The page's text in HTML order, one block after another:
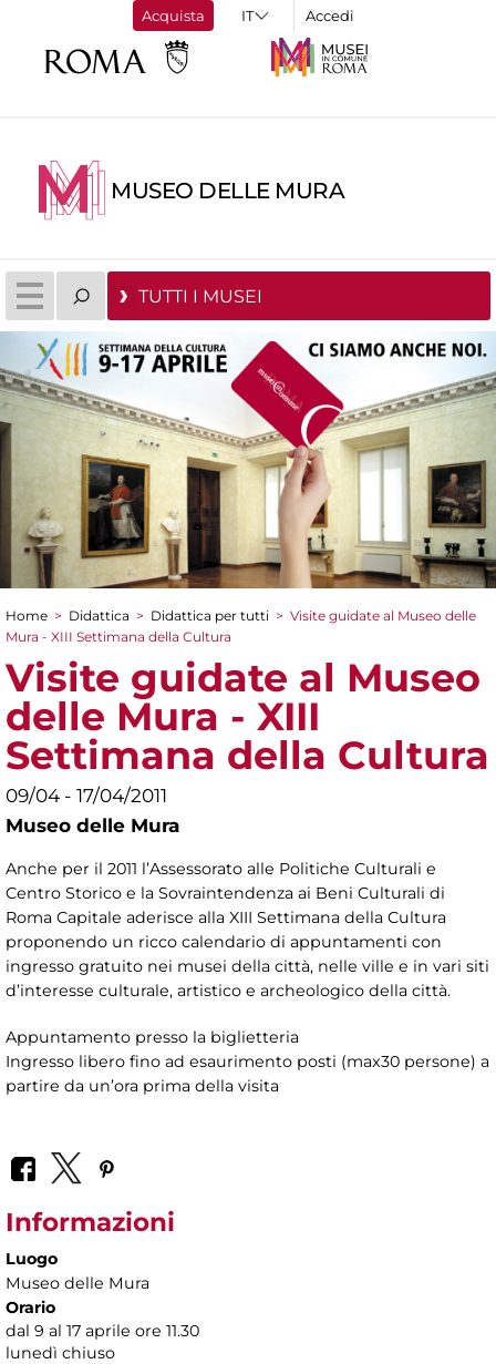
Acquista Accedi
MUSEO DELLE MURA
TUTTI I MUSEI
Tu sei qui
Home > Didattica > Didattica per tutti > Visite guidate al Museo delle
Mura - XIII Settimana della Cultura
Visite guidate al Museo
delle Mura - XIII
Settimana della Cultura
09/04 - 17/04/2011
Museo delle Mura
Anche per il 2011 l’Assessorato alle Politiche Culturali e
Centro Storico e la Sovraintendenza ai Beni Culturali di
Roma Capitale aderisce alla XIII Settimana della Cultura
proponendo un ricco calendario di appuntamenti con
ingresso gratuito nei musei della città, nelle ville e in vari siti
d’interesse culturale, artistico e archeologico della città.
Appuntamento presso la biglietteria
Ingresso libero fino ad esaurimento posti (max30 persone) a
partire da un’ora prima della visita
Informazioni
Luogo
Museo delle Mura
Orario
dal 9 al 17 aprile ore 11.30
lunedì chiuso